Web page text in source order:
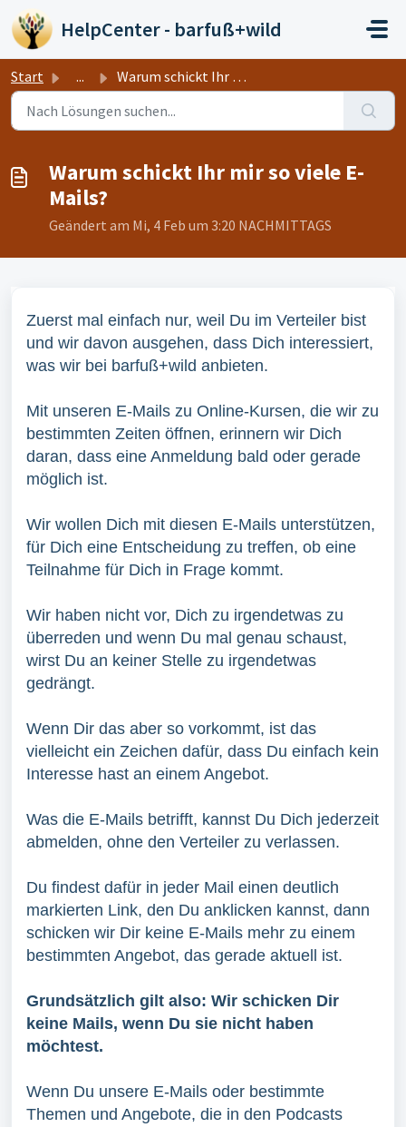
Zum hauptsächlichen Inhalt gehen
HelpCenter - barfuß+wild
Start ... Warum schickt Ihr mir so viele E-Mails?
Warum schickt Ihr mir so viele E-
Mails?
Geändert am Mi, 4 Feb um 3:20 NACHMITTAGS
Zuerst mal einfach nur, weil Du im Verteiler bist
und wir davon ausgehen, dass Dich interessiert,
was wir bei barfuß+wild anbieten.
Mit unseren E-Mails zu Online-Kursen, die wir zu
bestimmten Zeiten öffnen, erinnern wir Dich
daran, dass eine Anmeldung bald oder gerade
möglich ist.
Wir wollen Dich mit diesen E-Mails unterstützen,
für Dich eine Entscheidung zu treffen, ob eine
Teilnahme für Dich in Frage kommt.
Wir haben nicht vor, Dich zu irgendetwas zu
überreden und wenn Du mal genau schaust,
wirst Du an keiner Stelle zu irgendetwas
gedrängt.
Wenn Dir das aber so vorkommt, ist das
vielleicht ein Zeichen dafür, dass Du einfach kein
Interesse hast an einem Angebot.
Was die E-Mails betrifft, kannst Du Dich jederzeit
abmelden, ohne den Verteiler zu verlassen.
Du findest dafür in jeder Mail einen deutlich
markierten Link, den Du anklicken kannst, dann
schicken wir Dir keine E-Mails mehr zu einem
bestimmten Angebot, das gerade aktuell ist.
Grundsätzlich gilt also: Wir schicken Dir
keine Mails, wenn Du sie nicht haben
möchtest.
Wenn Du unsere E-Mails oder bestimmte
Themen und Angebote, die in den Podcasts